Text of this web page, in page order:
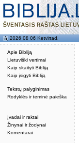
Apie Bibliją
Lietuviški vertimai
Kaip skaityti Bibliją
Kaip įsigyti Bibliją
Tekstų palyginimas
Rodyklės ir teminė paieška
Įvadai ir raktai
Žinynai ir žodynai
Komentarai
2026 08 06 Ketvirtad.